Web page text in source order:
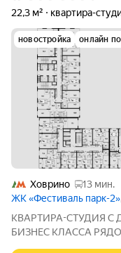
22,3 м² квартира-
новостройка онлайн
Ховрино
13 мин.
ЖК «Фестиваль парк-2»
КВАРТИРА-СТУДИЯ
БИЗНЕС КЛАССА